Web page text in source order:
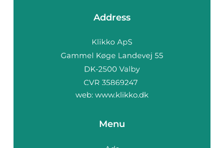
Address
web: www.klikko.dk
Menu